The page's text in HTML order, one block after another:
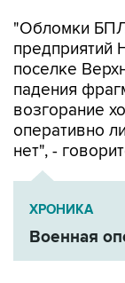
"Обломки
предприятий
поселке
падения
возгорание
оперативно
нет", -
ХРОНИКА
Военная